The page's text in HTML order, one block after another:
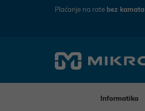
Plaćanje na rate bez kamata
Informatika